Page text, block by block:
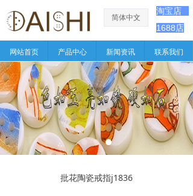
网站首页 产品中心 新闻资讯 联系我们
ꀅ
简体中文
淘宝店
1688店
批花陶瓷戒指j1836